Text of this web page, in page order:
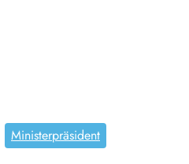
Ministerpräsident